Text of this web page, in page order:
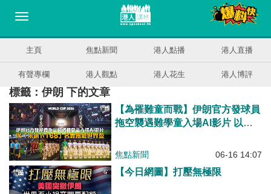
主頁 焦點新聞 港人點播 港人直播
有聲專欄 港人觀點 港人花生 港人博評
標籤：伊朗 下的文章
【為罹難童而戰】伊朗官方發球員
拖空襲遇難學童入場AI影片 以
焦點新聞 06-16 14:07
【今日網圖】打壓無極限